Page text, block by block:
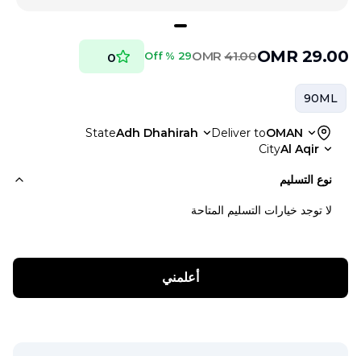
OMR 29.00
OMR 41.00
29 % Off
0
90ML
Deliver toOMAN
StateAdh Dhahirah
CityAl Aqir
نوع التسليم
لا توجد خيارات التسليم المتاحة
أعلمني